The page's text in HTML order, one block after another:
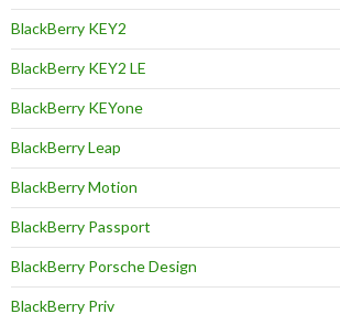
BlackBerry KEY2
BlackBerry KEY2 LE
BlackBerry KEYone
BlackBerry Leap
BlackBerry Motion
BlackBerry Passport
BlackBerry Porsche Design
BlackBerry Priv